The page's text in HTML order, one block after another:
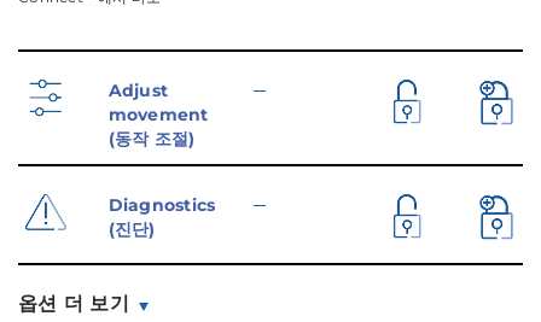
Adjust
movement
(동작 조절)
─
Diagnostics
(진단)
─
옵션 더 보기